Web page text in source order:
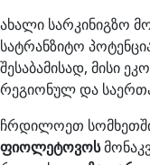
ახალი სარკინიგზო
სატრანზიტო
შესაბამისად, მისი
რეგიონულ და
ჩრდილოეთ სომხეთში
ფიოლეტოვოს